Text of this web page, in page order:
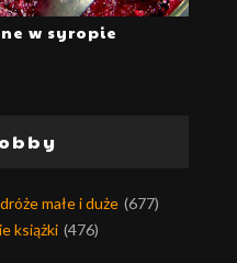
w syropie
małe i duże (677)
książki (476)